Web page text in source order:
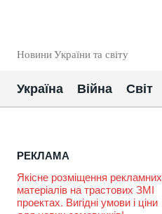
Новини України та світу
Україна Війна Світ
РЕКЛАМА
Якісне розміщення рекламних
матеріалів на трастових ЗМІ
проектах. Вигідні умови і ціни